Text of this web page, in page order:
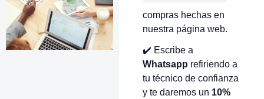
compras hechas en
nuestra página web.
✔️ Escribe a
Whatsapp refiriendo a
tu técnico de confianza
y te daremos un 10%
VOLVER ARRIBA